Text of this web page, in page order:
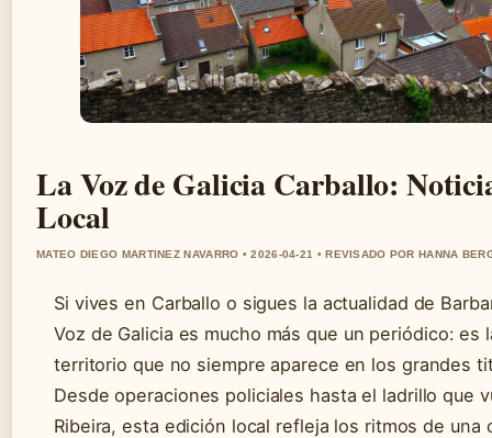
La Voz de Galicia Carballo:
Local
MATEO DIEGO MARTINEZ NAVARRO • 2026-04-21 • REVISADO POR HANNA
Si vives en Carballo o sigues la actualidad de
Voz de Galicia es mucho más que un periódico: es
territorio que no siempre aparece en los grandes
Desde operaciones policiales hasta el ladrillo que
Ribeira, esta edición local refleja los ritmos de una